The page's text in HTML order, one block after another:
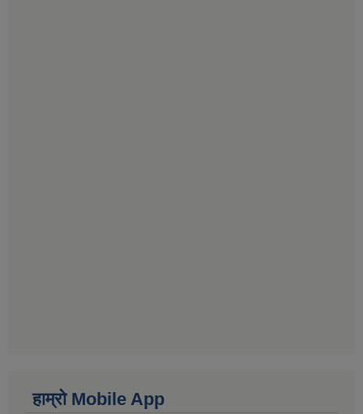
हाम्राे Mobile App